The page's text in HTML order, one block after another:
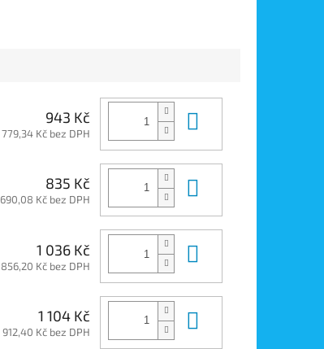
943 Kč
779,34 Kč bez DPH
835 Kč
690,08 Kč bez DPH
1 036 Kč
856,20 Kč bez DPH
1 104 Kč
912,40 Kč bez DPH